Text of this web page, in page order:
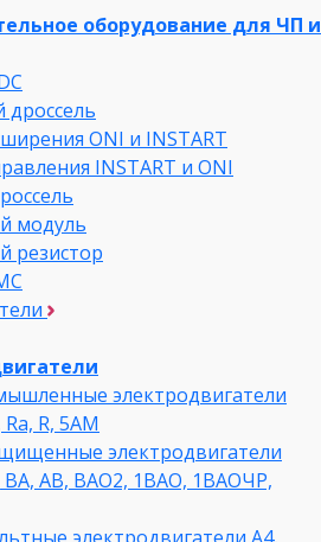
оборудование для ЧП и
ONI и INSTART
INSTART и ONI
модуль
резистор
электродвигатели
R, 5AM
электродвигатели
АВ, ВАO2, 1ВАО, 1ВАОЧР,